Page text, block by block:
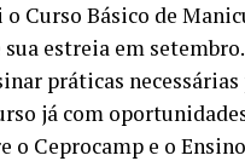
Curso Básico de
sua estreia em
práticas
já com
o Ceprocamp e o